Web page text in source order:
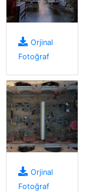
Orjinal
Fotoğraf
Orjinal
Fotoğraf